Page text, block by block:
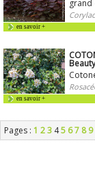
en savoir +
Beauty
en savoir +
Pages : 1 23 45 67 8 9